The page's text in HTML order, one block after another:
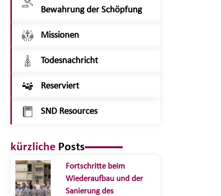
Bewahrung der Schöpfung
Missionen
Todesnachricht
Reserviert
SND Resources
kürzliche Posts
Fortschritte beim
Wiederaufbau und der
Sanierung des